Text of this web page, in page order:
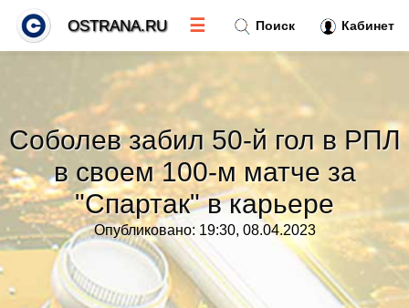
Соболев забил 50-й гол в РПЛ
в своем 100-м матче за
"Спартак" в карьере
Опубликовано: 19:30, 08.04.2023
Поиск Кабинет
OSTRANA.RU ☰
Тренды новостей»
Рубрики»
Правила